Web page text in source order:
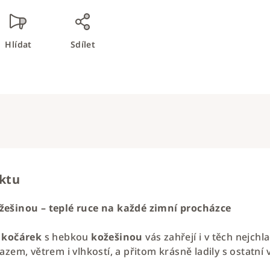
Hlídat Sdílet
– teplé ruce na každé zimní procházce
s hebkou kožešinou vás zahřejí i v těch
větrem i vlhkostí, a přitom krásně ladily s ostatní